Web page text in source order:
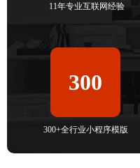
11年专业互联网经验
300
300+全行业小程序模版